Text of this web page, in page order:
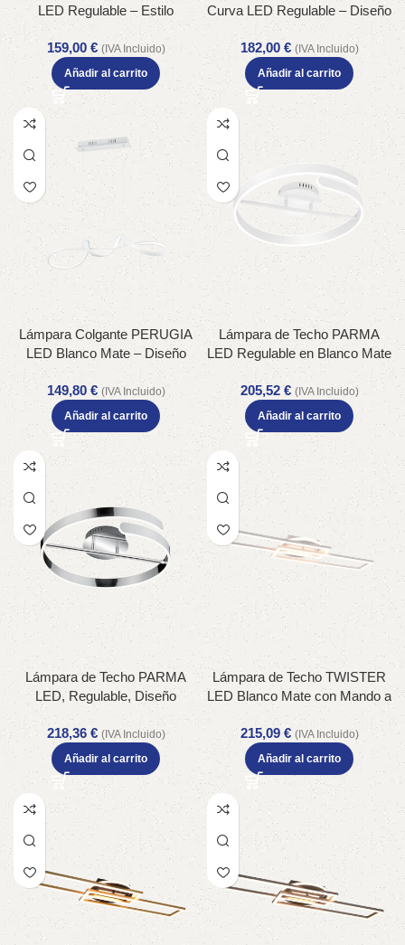
LED Regulable – Estilo
Moderno y Eficiencia
Energética – Color: Cromo –
Material: Metal – Tipo de Luz:
LED – Lúmenes: 4500 –
Temperatura: 4000K
159,00 € (IVA Incluido)
Añadir al carrito
Curva LED Regulable – Diseño
Moderno y Eficiencia
Energética – Color: Cromo –
Material: Metal – Tipo de Luz:
LED – Lúmenes: 4500 –
Temperatura: 4000K
182,00 € (IVA Incluido)
Añadir al carrito
Lámpara Colgante PERUGIA
LED Blanco Mate – Diseño
Curvo y Regulable – Color:
Estera blanca – Material: Metal
– Tipo de Luz: LED –
Lúmenes: 4500 – Temperatura:
4000K
149,80 € (IVA Incluido)
Añadir al carrito
Lámpara de Techo PARMA
LED Regulable en Blanco Mate
– Eficiencia Energética y Estilo
Moderno – Color: Estera
blanca – Material: Metal – Tipo
de Luz: LED – Lúmenes: 4500
– Temperatura: 4000K
205,52€ (IVA Incluido)
Añadir al carrito
Lámpara de Techo PARMA
LED, Regulable, Diseño
Cromado y Eficiencia
Energética – Color: Cromo –
Material: Metal – Tipo de Luz:
LED – Lúmenes: 4500 –
Temperatura: 4000K
218,36€ (IVA Incluido)
Añadir al carrito
Lámpara de Techo TWISTER
LED Blanco Mate con Mando a
Distancia – Eficiencia
Energética – Color: Estera
blanca – Material: Metal – Tipo
de Luz: LED – Lúmenes: 4500
– Temperatura: 2700 – 6000K
215,09€ (IVA Incluido)
Añadir al carrito